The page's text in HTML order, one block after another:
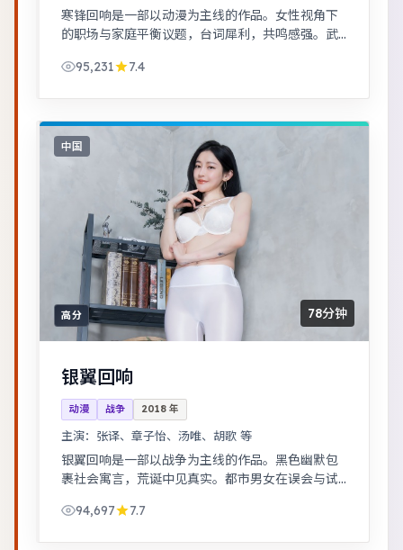
寒锋回响是一部以动漫为主线的作品。女性视角下
的职场与家庭平衡议题，台词犀利，共鸣感强。武
95,231
7.4
中国
高分 78分钟
银翼回响
动漫 战争 2018 年
主演： 张译、章子怡、汤唯、胡歌 等
银翼回响是一部以战争为主线的作品。黑色幽默包
裹社会寓言，荒诞中见真实。都市男女在误会与试
94,697
7.7